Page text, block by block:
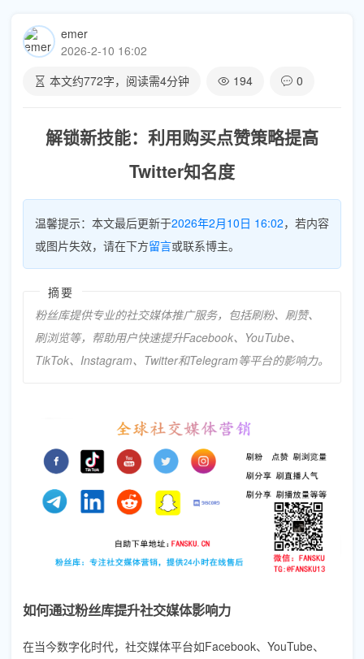
emer
2026-2-10 16:02
本文约772字，阅读需4分钟 194 0
解锁新技能：利用购买点赞策略提高
Twitter知名度
温馨提示：本文最后更新于2026年2月10日 16:02，若内容
或图片失效，请在下方留言或联系博主。
摘要
粉丝库提供专业的社交媒体推广服务，包括刷粉、刷赞、
刷浏览等，帮助用户快速提升Facebook、YouTube、
TikTok、Instagram、Twitter和Telegram等平台的影响力。
如何通过粉丝库提升社交媒体影响力
在当今数字化时代，社交媒体平台如Facebook、YouTube、